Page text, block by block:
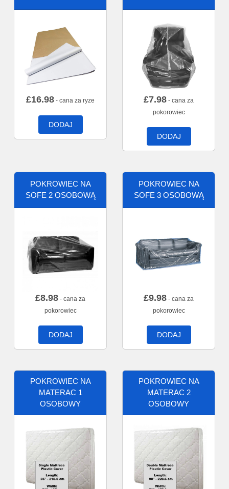
£16.98 - cana za ryze
DODAJ
£7.98 - cana za
pokorowiec
DODAJ
POKROWIEC NA
SOFE 2 OSOBOWĄ
£8.98 - cana za
pokorowiec
DODAJ
POKROWIEC NA
SOFE 3 OSOBOWĄ
£9.98 - cana za
pokorowiec
DODAJ
POKROWIEC NA
MATERAC 1
OSOBOWY
POKROWIEC NA
MATERAC 2
OSOBOWY